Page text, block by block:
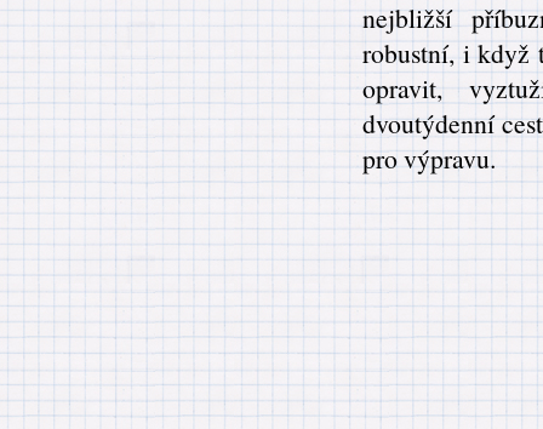
nejbližší
robustní, i když
opravit,
dvoutýdenní
pro výpravu.